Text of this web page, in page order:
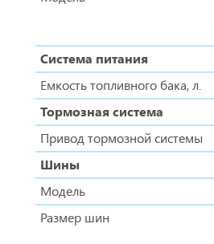
Система питания
Емкость топливного бака, л.
Тормозная система
Привод тормозной системы
Шины
Модель
Размер шин